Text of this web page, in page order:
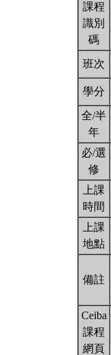
課程
識別
碼
班次
學分
全/半
年
必/選
修
上課
時間
上課
地點
備註
Ceiba
課程
網頁